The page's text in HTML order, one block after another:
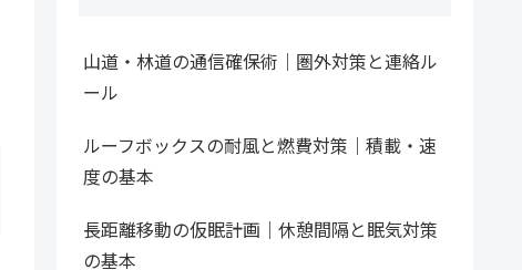
山道・林道の通信確保術｜圏外対策と連絡ル
ール
ルーフボックスの耐風と燃費対策｜積載・速
度の基本
長距離移動の仮眠計画｜休憩間隔と眠気対策
の基本